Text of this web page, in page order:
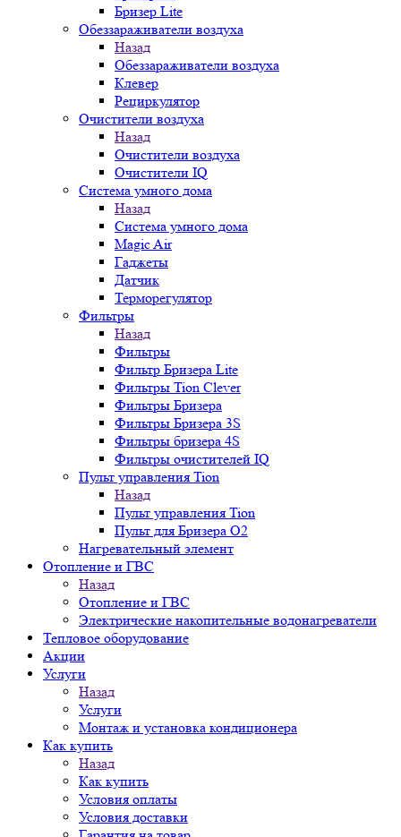
Бризер Lite
Обеззараживатели воздуха
Назад
Обеззараживатели воздуха
Клевер
Рециркулятор
Очистители воздуха
Назад
Очистители воздуха
Очистители IQ
Система умного дома
Назад
Система умного дома
Magic Air
Гаджеты
Датчик
Терморегулятор
Фильтры
Назад
Фильтры
Фильтр Бризера Lite
Фильтры Tion Clever
Фильтры Бризера
Фильтры Бризера 3S
Фильтры бризера 4S
Фильтры очистителей IQ
Пульт управления Tion
Назад
Пульт управления Tion
Пульт для Бризера O2
Нагревательный элемент
Отопление и ГВС
Назад
Отопление и ГВС
Электрические накопительные водонагреватели
Тепловое оборудование
Акции
Услуги
Назад
Услуги
Монтаж и установка кондиционера
Как купить
Назад
Как купить
Условия оплаты
Условия доставки